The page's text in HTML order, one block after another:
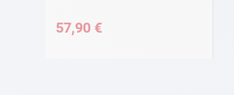
57,90 €